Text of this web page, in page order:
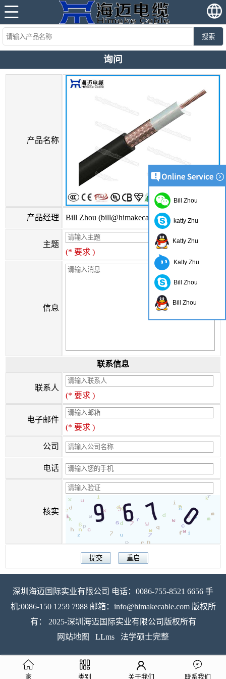
搜索
询问
产品名称
产品经理 Bill Zhou (bill@himakecable.com)
主题
(* 要求 )
信息
联系信息
联系人
(* 要求 )
电子邮件
(* 要求 )
公司
电话
核实
深圳海迈国际实业有限公司 电话：0086-755-8521 6656 手
机:0086-150 1259 7988 邮箱：info@himakecable.com 版权所
有： 2025-深圳海迈国际实业有限公司版权所有
网站地图
LLms 法学硕士完整
家 类别 关于我们 联系我们
Bill Zhou
katty Zhu
Katty Zhu
Katty Zhu
Bill Zhou
Bill Zhou